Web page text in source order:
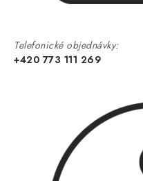
Telefonické objednávky:
+420 773 111 269